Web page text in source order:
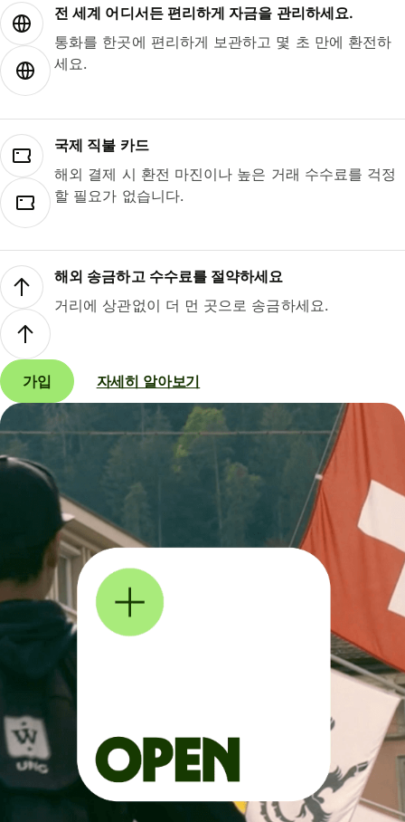
전 세계 어디서든 편리하게 자금을 관리하세요.
통화를 한곳에 편리하게 보관하고 몇 초 만에 환전하
세요.
국제 직불 카드
해외 결제 시 환전 마진이나 높은 거래 수수료를 걱정
할 필요가 없습니다.
해외 송금하고 수수료를 절약하세요
거리에 상관없이 더 먼 곳으로 송금하세요.
가입 자세히 알아보기